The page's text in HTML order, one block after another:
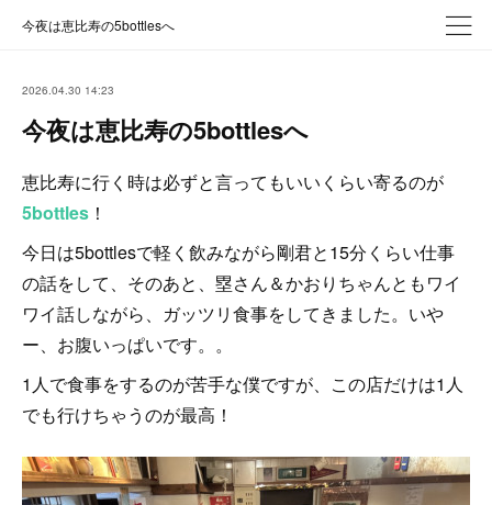
今夜は恵比寿の5bottlesへ
2026.04.30 14:23
今夜は恵比寿の5bottlesへ
恵比寿に行く時は必ずと言ってもいいくらい寄るのが
5bottles ！
今日は5bottlesで軽く飲みながら剛君と15分くらい仕事
の話をして、そのあと、塁さん＆かおりちゃんともワイ
ワイ話しながら、ガッツリ食事をしてきました。いや
ー、お腹いっぱいです。。
1人で食事をするのが苦手な僕ですが、この店だけは1人
でも行けちゃうのが最高！